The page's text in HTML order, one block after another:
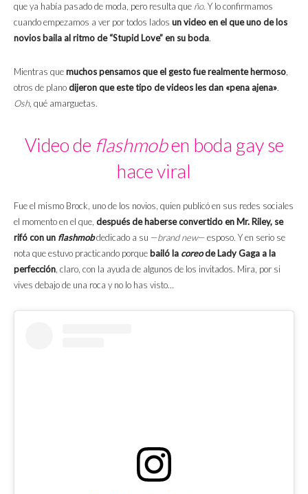
que ya había pasado de moda, pero resulta que ño. Y lo confirmamos
cuando empezamos a ver por todos lados un video en el que uno de los
novios baila al ritmo de “Stupid Love” en su boda.
Mientras quemuchos pensamos que el gesto fue realmente hermoso,
otros de planodijeron que este tipo de videos les dan «pena ajena».
Osh, qué amarguetas.
Video de flashmoben boda gay se
hace viral
Fue el mismo Brock, uno de los novios, quien publicó en sus redes sociales
el momento en el que, después de haberse convertido en Mr. Riley, se
rifó con un flashmobdedicado a su —brand new— esposo. Y en serio se
nota que estuvo practicando porque bailó la coreode Lady Gaga a la
perfección, claro, con la ayuda de algunos de los invitados. Mira, por si
vives debajo de una roca y no lo has visto…